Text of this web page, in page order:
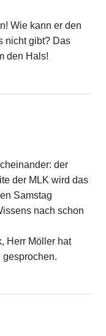
Wie kann er den
nicht gibt? Das
den Hals!
der
der MLK wird das
Samstag
nach schon
Herr Möller hat
gesprochen.